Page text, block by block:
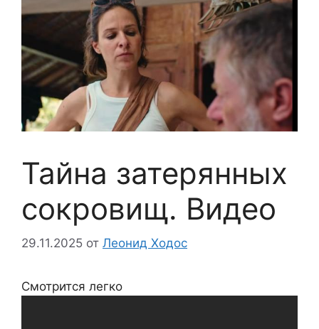
Тайна затерянных
сокровищ. Видео
29.11.2025 от Леонид Ходос
Смотрится легко